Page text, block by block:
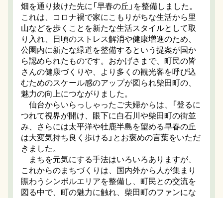
畑を通り抜けた先に「早春の丘」を整備しました。
これは、コロナ禍で家にこもりがちな生活から里
山などを歩くことを新たな生活スタイルとして取
り入れ、日頃のストレス解消や健康増進のため、
公園内に新たな緑道を整備するという提案が国か
ら認められたものです。おかげさまで、町民の皆
さんの健康づくりや、より多くの観光客を呼び込
むためのスケール感のアップが図られ柴田町の、
魅力の向上につながりました。
仙台からいらっしゃったご夫婦からは、「登るに
つれて視界が開け、眼下に白石川や柴田町の街並
み、さらには太平洋や牡鹿半島を望める早春の丘
は大変気持ち良く歩ける」とお褒めの言葉をいただ
きました。
まちを元気にする手法はいろいろありますが、
これからのまちづくりは、国内外から人が集まり
賑わうシンボルエリアを整備し、町民との交流を
図る中で、町の魅力に触れ、柴田町のファンにな